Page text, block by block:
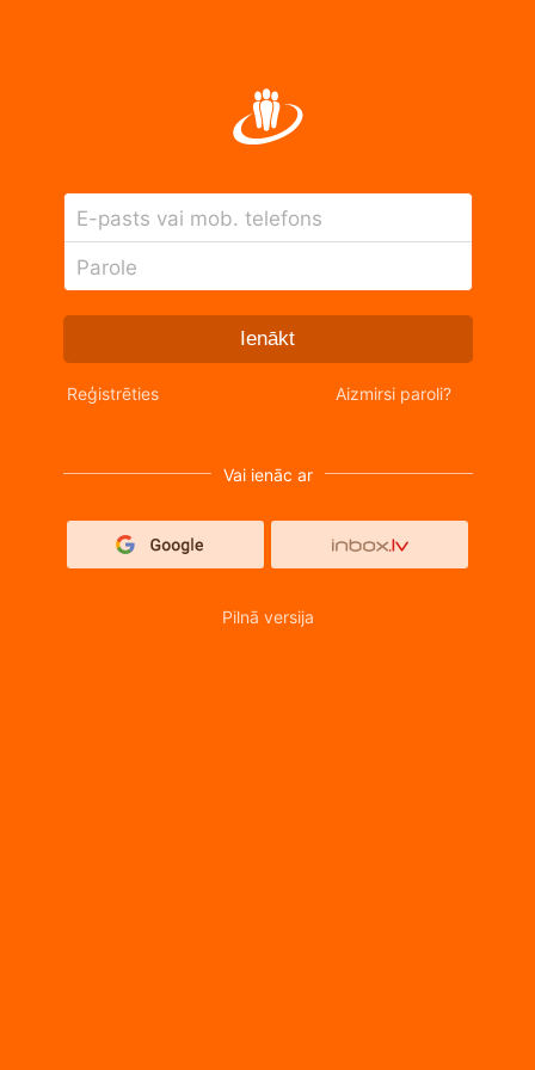
E-pasts vai mob. telefons
Parole
Ienākt
Reģistrēties Aizmirsi paroli?
Vai ienāc ar
Pilnā versija